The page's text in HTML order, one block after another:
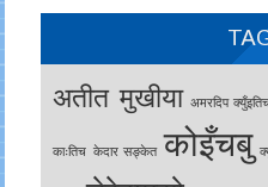
अतीत मुखीया अमरदिप
काःतिच केदार सङ्केत कोइँचबु